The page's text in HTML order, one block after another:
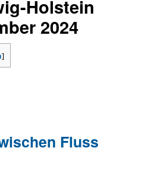
Holstein
2024
]
Fluss